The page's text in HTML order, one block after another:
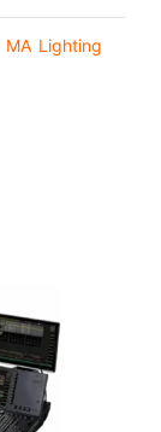
MA Lighting